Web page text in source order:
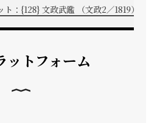
ト：{128} 文政武鑑 （文政2／1819）
ットフォーム